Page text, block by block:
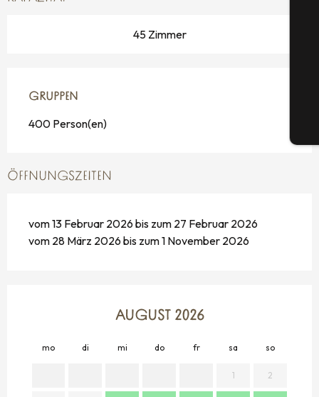
45 Zimmer
GRUPPEN
GRUPPEN
400 Person(en)
ÖFFNUNGSZEITEN
vom 13 Februar 2026 bis zum 27 Februar 2026
vom 28 März 2026 bis zum 1 November 2026
AUGUST 2026
mo di mi do fr sa so
1 2